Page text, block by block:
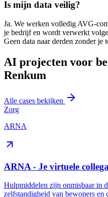
Is mijn data veilig?
Ja. We werken volledig AVG-
je bedrijf en wordt verwerkt
Geen data naar derden zonder je
AI projecten voor
Renkum
Alle cases bekijken
Zorg
ARNA
ARNA - Je virtuele
Hulpmiddelen zijn onmisbaar in
zelfstandigheid van bewoners en